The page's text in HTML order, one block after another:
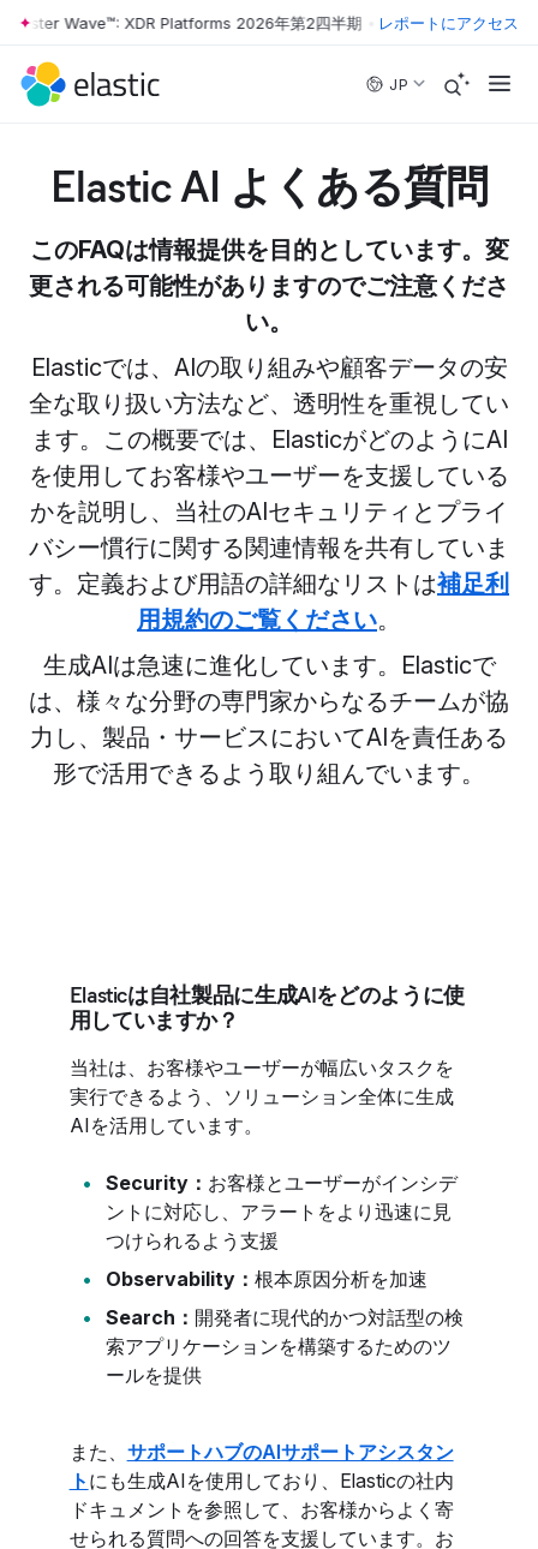
Skip to main content
Wave™: XDR Platforms 2026年第2四半期 • The Forrester Wave™:
レポートにアクセス
JP
Elastic AI よくある質問
このFAQは情報提供を目的としています。変
更される可能性がありますのでご注意くださ
い。
Elasticでは、AIの取り組みや顧客データの安
全な取り扱い方法など、透明性を重視してい
ます。この概要では、ElasticがどのようにAI
を使用してお客様やユーザーを支援している
かを説明し、当社のAIセキュリティとプライ
バシー慣行に関する関連情報を共有していま
す。定義および用語の詳細なリストは補足利
用規約のご覧ください。
生成AIは急速に進化しています。Elasticで
は、様々な分野の専門家からなるチームが協
力し、製品・サービスにおいてAIを責任ある
形で活用できるよう取り組んでいます。
Elasticは自社製品に生成AIをどのように使
用していますか？
当社は、お客様やユーザーが幅広いタスクを
実行できるよう、ソリューション全体に生成
AIを活用しています。
Security： お客様とユーザーがインシデ
ントに対応し、アラートをより迅速に見
つけられるよう支援
Observability： 根本原因分析を加速
Search： 開発者に現代的かつ対話型の検
索アプリケーションを構築するためのツ
ールを提供
また、 サポートハブのAIサポートアシスタン
ト にも生成AIを使用しており、Elasticの社内
ドキュメントを参照して、お客様からよく寄
せられる質問への回答を支援しています。お